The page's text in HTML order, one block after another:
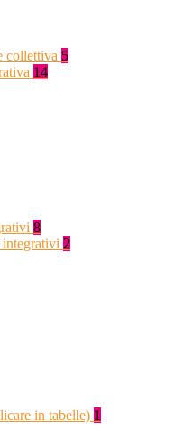
collettiva 5
14
8
2
in tabelle) 1